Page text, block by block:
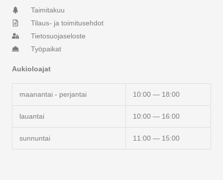
f
Taimitakuu
Tilaus- ja toimitusehdot
Tietosuojaseloste
Työpaikat
Aukioloajat
maanantai - perjantai 10:00 — 18:00
lauantai 10:00 — 16:00
sunnuntai 11:00 — 15:00